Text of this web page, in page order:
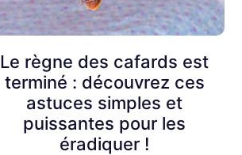
Le règne des cafards est
terminé : découvrez ces
astuces simples et
puissantes pour les
éradiquer !